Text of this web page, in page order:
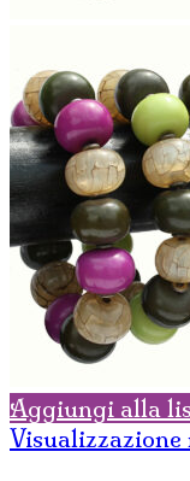
Aggiungi alla
Visualizzazione